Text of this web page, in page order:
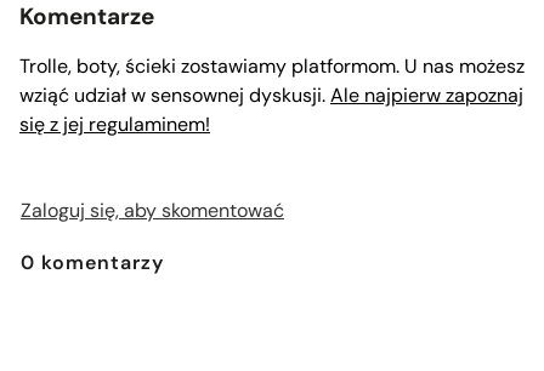
Komentarze
Trolle, boty, ścieki zostawiamy platformom. U nas możesz
wziąć udział w sensownej dyskusji.Ale najpierw zapoznaj
się z jej regulaminem!
Zaloguj się, aby skomentować
0 komentarzy